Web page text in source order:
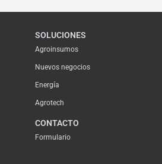
SOLUCIONES
Agroinsumos
Nuevos negocios
Energía
Agrotech
CONTACTO
Formulario